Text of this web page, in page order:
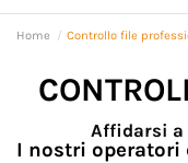
Home Controllo file
Affidarsi
I nostri